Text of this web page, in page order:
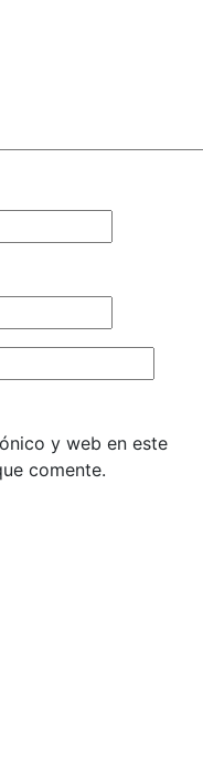
y web en este
comente.